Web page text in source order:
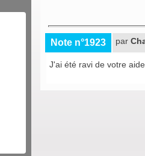
Note n°1923 par
J'ai été ravi de votre